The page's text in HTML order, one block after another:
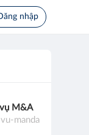
nhập
M&A
manda